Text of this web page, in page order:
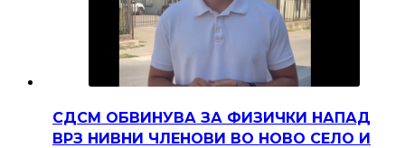
СДСМ ОБВИНУВА ЗА ФИЗИЧКИ НАПАД
ВРЗ НИВНИ ЧЛЕНОВИ ВО НОВО СЕЛО И